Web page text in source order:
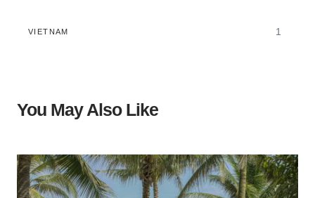
VIETNAM 1
You May Also Like